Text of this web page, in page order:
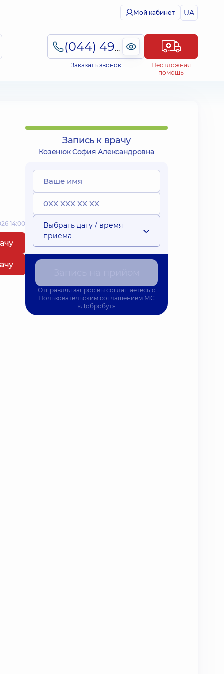
Мой кабинет UA
(044) 495-2-888
Заказать звонок
Неотложная
помощь
14:00
Запись к врачу
Козенюк София Александровна
Выбрать дату / время
приема
Отправляя запрос вы соглашаетесь с
Пользовательским соглашением МС
«Добробут»